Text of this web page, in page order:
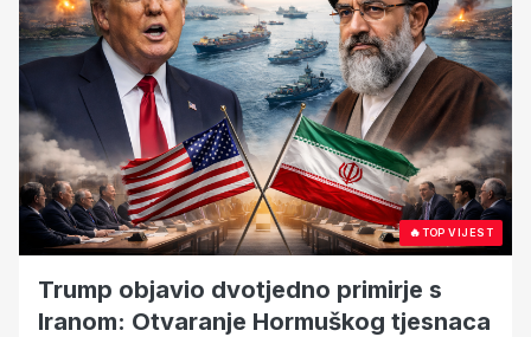
🔥TOP VIJEST
Trump objavio dvotjedno primirje s
Iranom: Otvaranje Hormuškog tjesnaca